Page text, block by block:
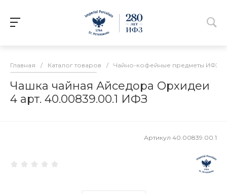
Главная / Каталог товаров / Чайно-кофейные предметы ИФЗ
Чашка чайная Айседора Орхидеи
4 арт. 40.00839.00.1 ИФЗ
Артикул 40.00839.00.1